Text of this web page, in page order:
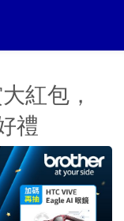
紅包，
禮